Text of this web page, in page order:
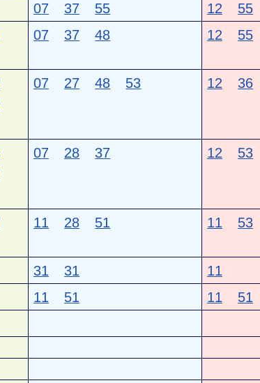
07 37 55 12 55
07 37 48 12 55
07 27 48 53 12 36
07 28 37 12 53
11 28 51 11 53
31 31 11
11 51 11 51